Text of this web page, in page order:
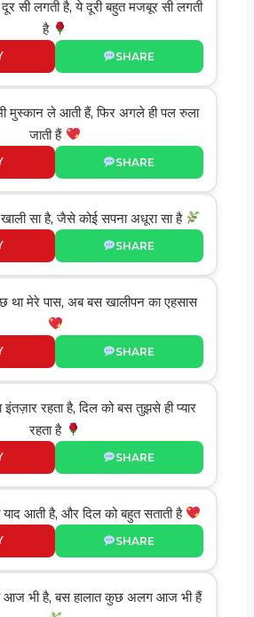
सी लगती है, ये दूरी बहुत मजबूर सी लगती
है
SHARE
मुस्कान ले आती हैं, फिर अगले ही पल रुला
जाती हैं
SHARE
खाली सा है, जैसे कोई सपना अधूरा सा है
SHARE
था मेरे पास, अब बस खालीपन का एहसास
SHARE
रहता है, दिल को बस तुझसे ही प्यार
रहता है
SHARE
याद आती है, और दिल को बहुत सताती है
SHARE
आज भी है, बस हालात कुछ अलग आज भी हैं